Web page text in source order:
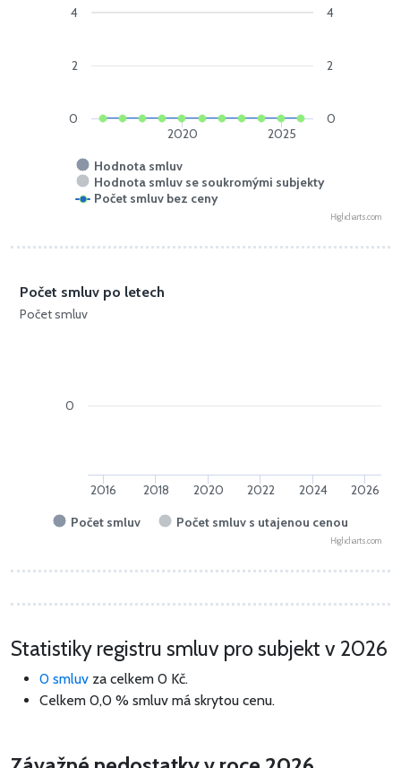
Hodnota smluv
Hodnota smluv se soukromými subjekty
Počet smluv bez ceny
2020 2025
0
2
4
0
2
4
Highcharts.com
Počet smluv
Počet smluv po letech
Počet smluv Počet smluv s utajenou cenou
2016 2018 2020 2022 2024 2026
0
Highcharts.com
Statistiky registru smluv pro subjekt v 2026
0 smluv za celkem 0 Kč.
Celkem 0,0 % smluv má skrytou cenu.